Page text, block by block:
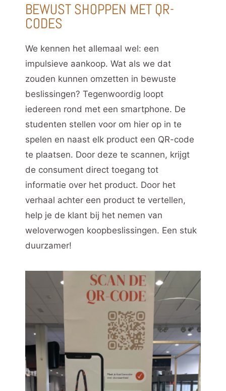
BEWUST SHOPPEN MET QR-
CODES
We kennen het allemaal wel: een
impulsieve aankoop. Wat als we dat
zouden kunnen omzetten in bewuste
beslissingen? Tegenwoordig loopt
iedereen rond met een smartphone. De
studenten stellen voor om hier op in te
spelen en naast elk product een QR-code
te plaatsen. Door deze te scannen, krijgt
de consument direct toegang tot
informatie over het product. Door het
verhaal achter een product te vertellen,
help je de klant bij het nemen van
weloverwogen koopbeslissingen. Een stuk
duurzamer!